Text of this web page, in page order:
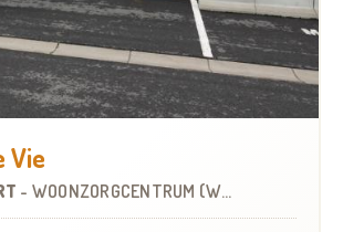
Vie
- WOONZORGCENTRUM (WZC)